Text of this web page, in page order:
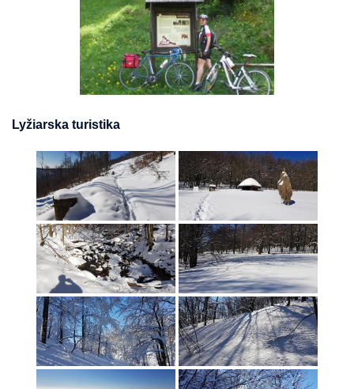
Lyžiarska turistika